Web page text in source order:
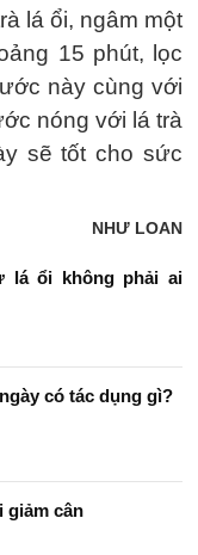
lá ổi, ngâm một
15 phút, lọc
này cùng với
nóng với lá trà
sẽ tốt cho sức
NHƯ LOAN
ổi không phải ai
có tác dụng gì?
giảm cân